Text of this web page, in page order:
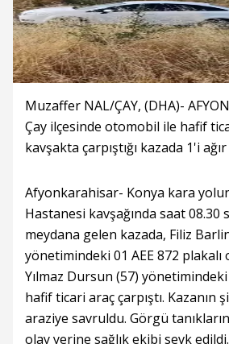
Muzaffer NAL/ÇAY, (DHA)-
Çay ilçesinde otomobil ile hafif
kavşakta çarpıştığı kazada 1'i
Afyonkarahisar- Konya kara
Hastanesi kavşağında saat 08.30
meydana gelen kazada, Filiz
yönetimindeki 01 AEE 872
Yılmaz Dursun (57) yönetimindeki
hafif ticari araç çarpıştı. Kazanın
araziye savruldu. Görgü
olay yerine sağlık ekibi sevk